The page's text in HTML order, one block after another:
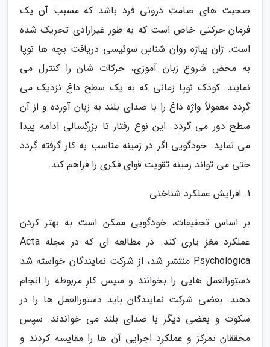
صحبت های صامتِ درونی فرد باشد که مسبب آن یک
فرمان حرکتی خاص است که به طور غیرارادی تحریک شده
است. ژان پیاژه روان شناسِ سوئیسی دریافت بچه ها نوپا
به محض شروع زبان آموزی، حرکات شان را کنترل می
نمایند. کودک نوپا زمانی که به یک سطح داغ نزدیک می
گردد معمولاً واژه داغ را با صدای بلند به زبان آورده و از آن
سطح دور می گردد. این نوع رفتار تا بزرگسالی ادامه پیدا
می نماید. خودگویی اگر در زمینه مناسب به کار گرفته گردد
حتی می تواند زمینه تقویت قوای فکری را فراهم کند.
1. افزایش عملکرد شناختی
بر اساس تحقیقات، خودگویی ممکن است به بهتر کردن
عملکرد مغز یاری کند. در مطالعه ای که در مجله Acta
Psychologica منتشر شد، از شرکت نمایندگان خواسته شد
دستورالعمل هایی را بخوانند و سپس کارِ مربوطه را انجام
دهند. بعضی شرکت نمایندگان باید دستورالعمل ها را در
سکوت و بعضی دیگر با صدای بلند می خواندند. سپس
محققان تمرکز و عملکرد اجرایی آن ها را مقایسه کردند و